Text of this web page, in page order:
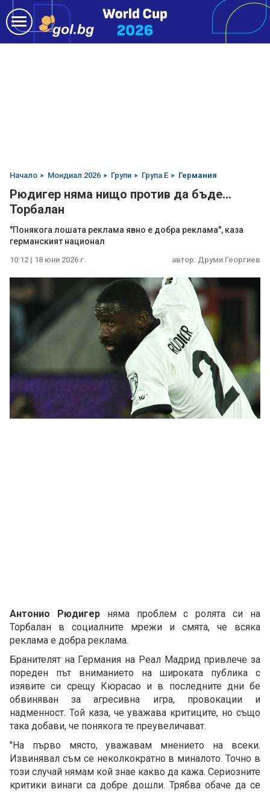
Начало Мондиал 2026 Групи Група E Германия
Рюдигер няма нищо против да бъде...
Торбалан
"Понякога лошата реклама явно е добра реклама", каза
германският национал
10:12 | 18 юни 2026 г. автор: Друми Георгиев
Антонио Рюдигерняма проблем с ролята си на
Торбалан в социалните мрежи и смята, че всяка
реклама е добра реклама.
Бранителят на Германия на Реал Мадрид привлече за
пореден път вниманието на широката публика с
изявите си срещу Кюрасао и в последните дни бе
обвиняван за агресивна игра, провокации и
надменност. Той каза, че уважава критиците, но също
така добави, че понякога те преувеличават.
"На първо място, уважавам мнението на всеки.
Извинявал съм се неколкократно в миналото. Точно в
този случай нямам кой знае какво да кажа. Сериозните
критики винаги са добре дошли. Трябва обаче да се